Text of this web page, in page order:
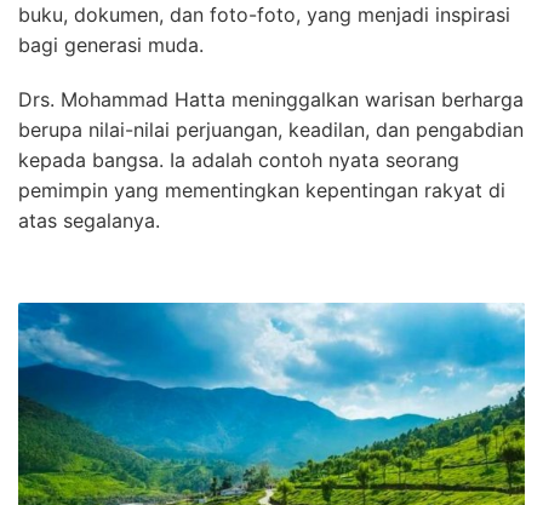
buku, dokumen, dan foto-foto, yang menjadi inspirasi
bagi generasi muda.
Drs. Mohammad Hatta meninggalkan warisan berharga
berupa nilai-nilai perjuangan, keadilan, dan pengabdian
kepada bangsa. Ia adalah contoh nyata seorang
pemimpin yang mementingkan kepentingan rakyat di
atas segalanya.